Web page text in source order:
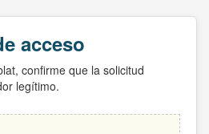
acceso
confirme que la solicitud
legítimo.